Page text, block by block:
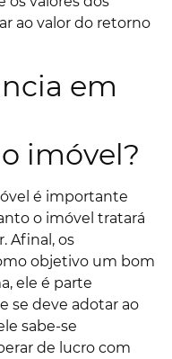
ao valor do retorno
em
imóvel?
é importante
o imóvel tratará
Afinal, os
objetivo um bom
ele é parte
se deve adotar ao
sabe-se
de lucro com